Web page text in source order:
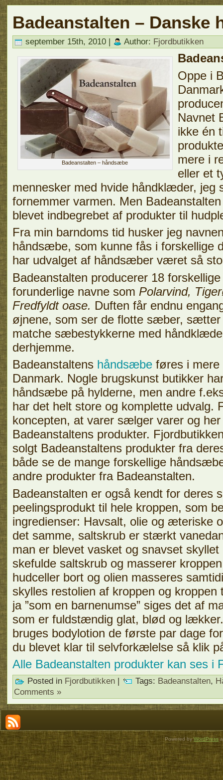
Badeanstalten – Danske
september 15th, 2010 | Author: Fjordbutikken
Badeanstalten – håndsæbe
Oppe i
Navnet
ikke én
mere i
eller et
mennesker med hvide håndklæder, jeg
fornemmer varmen. Men
blevet indbegrebet af produkter til
Fra min barndoms tid husker jeg
håndsæbe, som kunne fås i forskellige
har udvalget af håndsæber været så
Badeanstalten producerer 18
forunderlige navne som Polarvind,
Fredfyldt oase. Duften får endnu
øjnene, som ser de flotte sæber, sætter
matche sæbestykkerne med
derhjemme.
Badeanstaltens håndsæbe føres i mere
Danmark. Nogle brugskunst butikker
håndsæbe på hylderne, men andre
har det helt store og komplette udvalg.
koncepten, at varer sælger varer og
Badeanstaltens produkter.
solgt Badeanstaltens produkter fra
både se de mange forskellige
andre produkter fra Badeanstalten.
Badeanstalten er også kendt for deres
peelingsprodukt til hele kroppen, som
ingredienser: Havsalt, olie og æteriske
det samme, saltskrub er stærkt
man er blevet vasket og snavset
skefulde saltskrub og masserer
hudceller bort og olien masseres
skylles restolien af kroppen og
ja ”som en barnenumse” siges det af
som er fuldstændig glat, blød og
bruges bodylotion de første par dage
du blevet klar til selvforkælelse så klik
Alle Badeanstalten produkter kan ses i
Posted in Fjordbutikken | Tags: Badeanstalten,
Comments »
Powered byWordPress